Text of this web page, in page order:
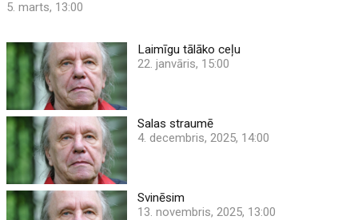
5. marts, 13:00
Laimīgu tālāko ceļu
22. janvāris, 15:00
Salas straumē
4. decembris, 2025, 14:00
Svinēsim
13. novembris, 2025, 13:00